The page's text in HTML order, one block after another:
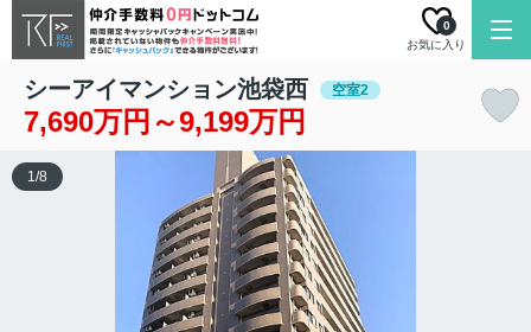
お気に入り
0
シーアイマンション池袋西 空室2
7,690万円～9,199万円
1/8